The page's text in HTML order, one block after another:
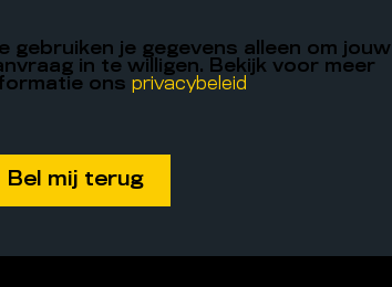
gebruiken je gegevens alleen om jouw
in te willigen. Bekijk voor meer
onsprivacybeleid